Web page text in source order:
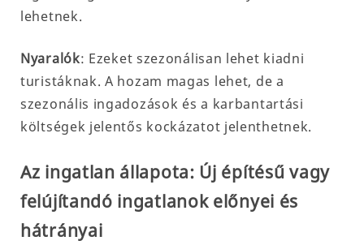
lehetnek.
Nyaralók: Ezeket szezonálisan lehet kiadni
turistáknak. A hozam magas lehet, de a
szezonális ingadozások és a karbantartási
költségek jelentős kockázatot jelenthetnek.
Az ingatlan állapota: Új építésű vagy
felújítandó ingatlanok előnyei és
hátrányai